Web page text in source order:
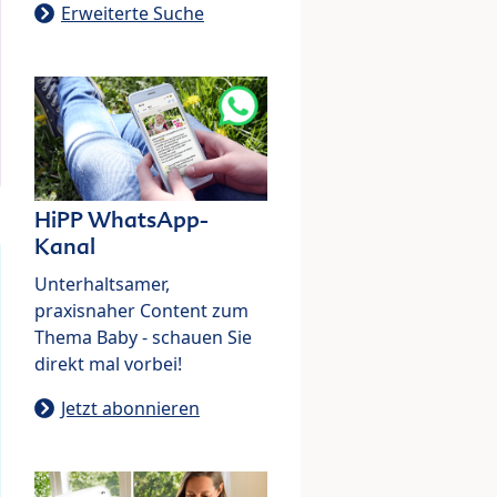
Erweiterte Suche
HiPP WhatsApp-
Kanal
Unterhaltsamer,
praxisnaher Content zum
Thema Baby - schauen Sie
direkt mal vorbei!
Jetzt abonnieren